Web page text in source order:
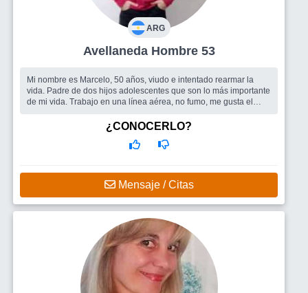
ARG
Avellaneda Hombre 53
Mi nombre es Marcelo, 50 años, viudo e intentado rearmar la
vida. Padre de dos hijos adolescentes que son lo más importante
de mi vida. Trabajo en una línea aérea, no fumo, me gusta el
Estoy interesado en encontrar una mujer desee compartir
momentos y el tiempo dirá.
¿CONOCERLO?
Mensaje / Citas